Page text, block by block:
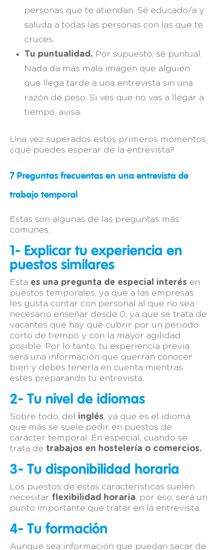
personas que te atiendan. Sé educado/a y
saluda a todas las personas con las que te
cruces.
Tu puntualidad. Por supuesto, sé puntual.
Nada da más mala imagen que alguien
que llega tarde a una entrevista sin una
razón de peso. Si ves que no vas a llegar a
tiempo, avisa.
Una vez superados estos primeros momentos,
¿qué puedes esperar de la entrevista?
7 Preguntas frecuentas en una entrevista de
trabajo temporal
Estas son algunas de las preguntas más
comunes:
1- Explicar tu experiencia en
puestos similares
Esta es una pregunta de especial interés en
puestos temporales, ya que a las empresas
les gusta contar con personal al que no sea
necesario enseñar desde 0, ya que se trata de
vacantes que hay que cubrir por un periodo
corto de tiempo y con la mayor agilidad
posible. Por lo tanto, tu experiencia previa
será una información que querrán conocer
bien y debes tenerla en cuenta mientras
estés preparando tu entrevista.
2- Tu nivel de idiomas
Sobre todo, del inglés, ya que es el idioma
que más se suele pedir en puestos de
carácter temporal. En especial, cuando se
trata de trabajos en hostelería o comercios.
3- Tu disponibilidad horaria
Los puestos de estas características suelen
necesitar flexibilidad horaria, por eso, será un
punto importante que tratar en la entrevista.
4- Tu formación
Aunque sea información que puedan sacar de